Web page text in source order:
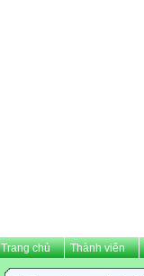
Trang chủ Thành viên